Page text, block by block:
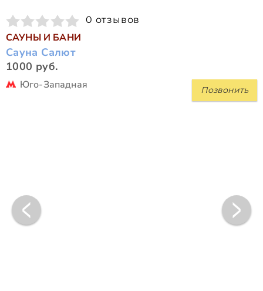
0 отзывов
САУНЫ И БАНИ
Сауна Салют
1000 руб.
Позвонить
Юго-Западная